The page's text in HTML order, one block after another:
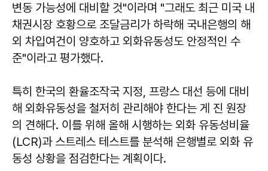
변동 가능성에 대비할 것"이라며 "그래도 최근 미국 내
채권시장 호황으로 조달금리가 하락해 국내은행의 해
외 차입여건이 양호하고 외화유동성도 안정적인 수
준"이라고 평가했다.
특히 한국의 환율조작국 지정, 프랑스 대선 등에 대비
해 외화유동성을 철저히 관리해야 한다는 게 진 원장
의 견해다. 이를 위해 올해 시행하는 외화 유동성비율
(LCR)과 스트레스 테스트를 분석해 은행별로 외화 유
동성 상황을 점검한다는 계획이다.